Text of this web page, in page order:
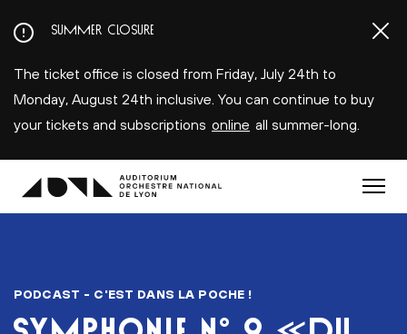
au
principal
SUMMER CLOSURE
The ticket office is closed from Friday, July 24th to
Monday, August 24th inclusive. You can continue to buy
your tickets and subscriptions online all summer-long.
Menu
PODCAST - C'EST DANS LA POCHE !